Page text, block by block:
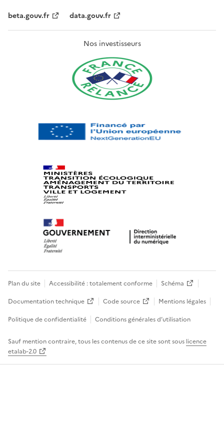
beta.gouv.fr
data.gouv.fr
Nos investisseurs
Plan du site Accessibilité : totalement conforme
Schéma
Documentation technique
Code source
Mentions légales
Politique de confidentialité
Conditions générales d’utilisation
Sauf mention contraire, tous les contenus de ce site sont sous licence
etalab-2.0